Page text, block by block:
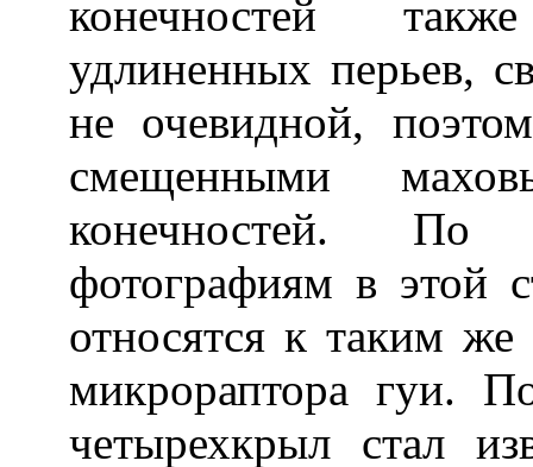
конечностей
удлиненных перьев,
не очевидной,
смещенными
конечностей. По
фотографиям в этой
относятся к таким
микрораптора гуи.
четырехкрыл стал